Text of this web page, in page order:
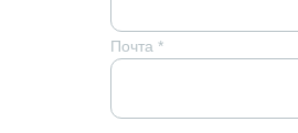
Почта *